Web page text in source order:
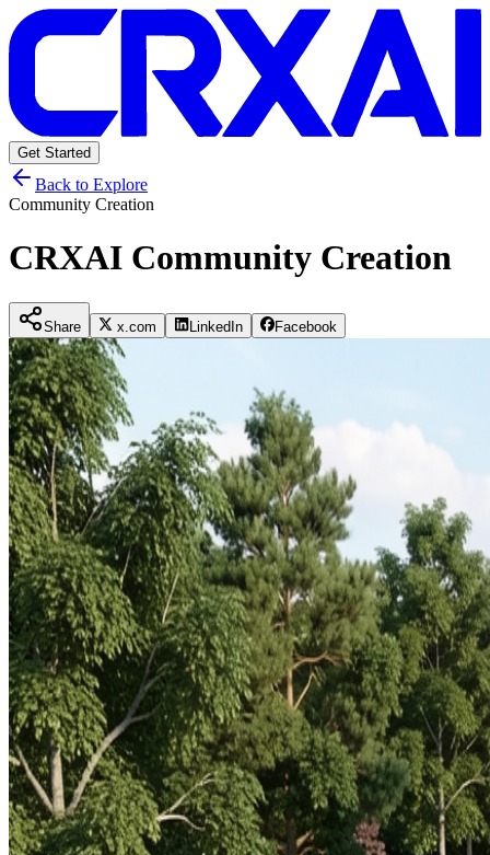
Get Started
Back to Explore
Community Creation
CRXAI Community Creation
Share x.com LinkedIn Facebook